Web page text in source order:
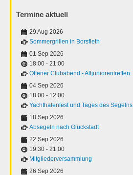
Termine aktuell
29 Aug 2026
Sommergrillen in Borsfleth
01 Sep 2026
18:00 - 21:00
Offener Clubabend - Altjuniorentreffen
04 Sep 2026
18:00 - 12:00
Yachthafenfest und Tages des Segelns
18 Sep 2026
Absegeln nach Glückstadt
22 Sep 2026
19:30 - 21:00
Mitgliederversammlung
26 Sep 2026